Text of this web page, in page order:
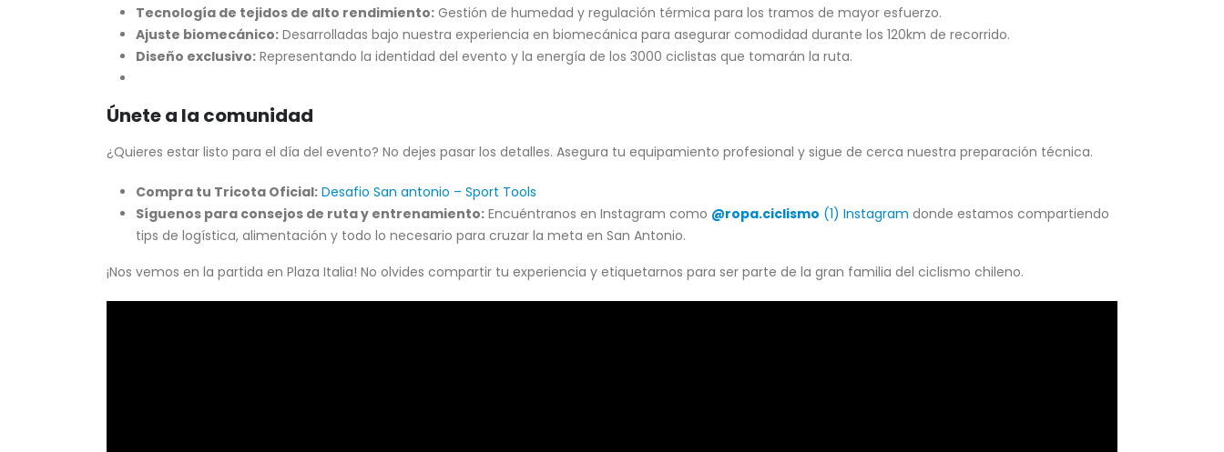
Tecnología de tejidos de alto rendimiento: Gestión de humedad y regulación térmica para los tramos de mayor esfuerzo.
Ajuste biomecánico: Desarrolladas bajo nuestra experiencia en biomecánica para asegurar comodidad durante los 120km de recorrido.
Diseño exclusivo: Representando la identidad del evento y la energía de los 3000 ciclistas que tomarán la ruta.
Únete a la comunidad
¿Quieres estar listo para el día del evento? No dejes pasar los detalles. Asegura tu equipamiento profesional y sigue de cerca nuestra preparación técnica.
Compra tu Tricota Oficial: Desafio San antonio – Sport Tools
Síguenos para consejos de ruta y entrenamiento: Encuéntranos en Instagram como @ropa.ciclismo (1) Instagram donde estamos compartiendo
tips de logística, alimentación y todo lo necesario para cruzar la meta en San Antonio.
¡Nos vemos en la partida en Plaza Italia! No olvides compartir tu experiencia y etiquetarnos para ser parte de la gran familia del ciclismo chileno.